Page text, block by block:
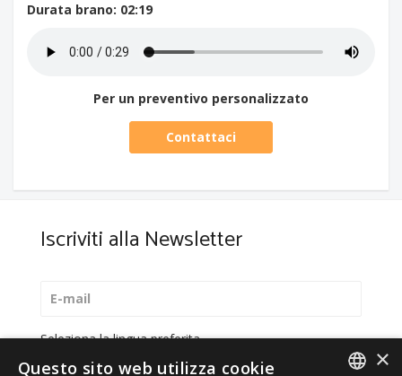
Durata brano: 02:19
Per un preventivo personalizzato
Contattaci
Iscriviti alla Newsletter
Seleziona la lingua preferita
×
Questo sito web utilizza cookie